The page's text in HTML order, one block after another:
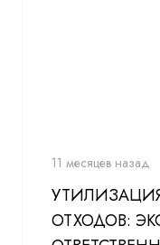
11 месяцев назад
ОТХОДОВ: